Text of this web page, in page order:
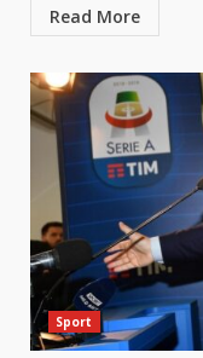
Read More
Sport